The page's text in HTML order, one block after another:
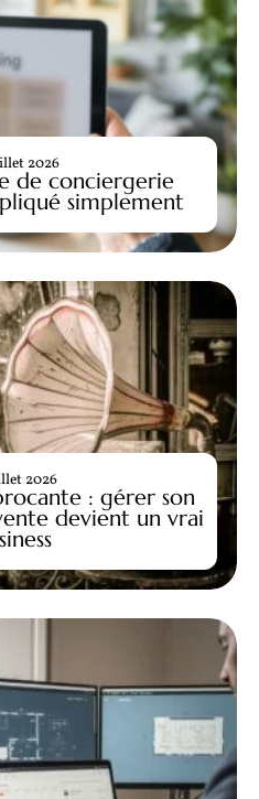
de conciergerie
simplement
2026
: gérer son
devient un vrai
2026